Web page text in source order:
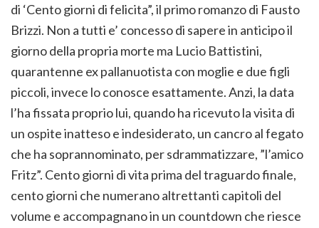
di ‘Cento giorni di felicita”, il primo romanzo di Fausto
Brizzi. Non a tutti e’ concesso di sapere in anticipo il
giorno della propria morte ma Lucio Battistini,
quarantenne ex pallanuotista con moglie e due figli
piccoli, invece lo conosce esattamente. Anzi, la data
l’ha fissata proprio lui, quando ha ricevuto la visita di
un ospite inatteso e indesiderato, un cancro al fegato
che ha soprannominato, per sdrammatizzare, ”l’amico
Fritz”. Cento giorni di vita prima del traguardo finale,
cento giorni che numerano altrettanti capitoli del
volume e accompagnano in un countdown che riesce